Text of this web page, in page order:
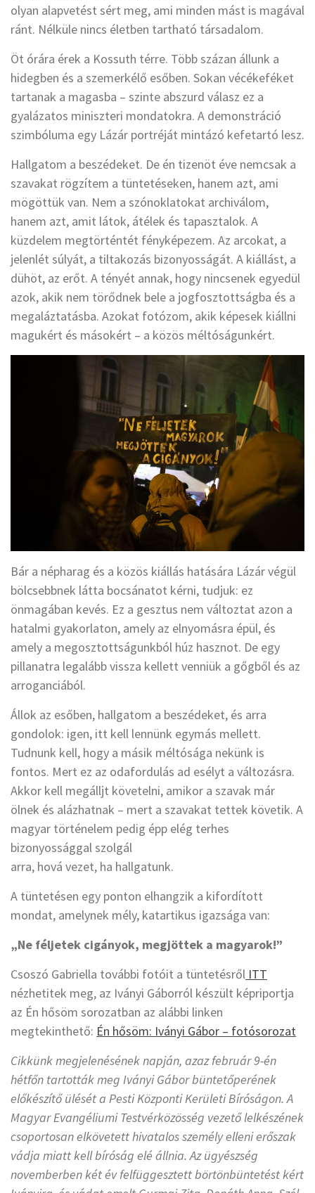
olyan alapvetést sért meg, ami minden mást is magával
ránt. Nélküle nincs életben tartható társadalom.
Öt órára érek a Kossuth térre. Több százan állunk a
hidegben és a szemerkélő esőben. Sokan vécékeféket
tartanak a magasba – szinte abszurd válasz ez a
gyalázatos miniszteri mondatokra. A demonstráció
szimbóluma egy Lázár portréját mintázó kefetartó lesz.
Hallgatom a beszédeket. De én tizenöt éve nemcsak a
szavakat rögzítem a tüntetéseken, hanem azt, ami
mögöttük van. Nem a szónoklatokat archiválom,
hanem azt, amit látok, átélek és tapasztalok. A
küzdelem megtörténtét fényképezem. Az arcokat, a
jelenlét súlyát, a tiltakozás bizonyosságát. A kiállást, a
dühöt, az erőt. A tényét annak, hogy nincsenek egyedül
azok, akik nem törődnek bele a jogfosztottságba és a
megaláztatásba. Azokat fotózom, akik képesek kiállni
magukért és másokért – a közös méltóságunkért.
Bár a népharag és a közös kiállás hatására Lázár végül
bölcsebbnek látta bocsánatot kérni, tudjuk: ez
önmagában kevés. Ez a gesztus nem változtat azon a
hatalmi gyakorlaton, amely az elnyomásra épül, és
amely a megosztottságunkból húz hasznot. De egy
pillanatra legalább vissza kellett venniük a gőgből és az
arroganciából.
Állok az esőben, hallgatom a beszédeket, és arra
gondolok: igen, itt kell lennünk egymás mellett.
Tudnunk kell, hogy a másik méltósága nekünk is
fontos. Mert ez az odafordulás ad esélyt a változásra.
Akkor kell megálljt követelni, amikor a szavak már
ölnek és alázhatnak – mert a szavakat tettek követik. A
magyar történelem pedig épp elég terhes
bizonyossággal szolgál
arra, hová vezet, ha hallgatunk.
A tüntetésen egy ponton elhangzik a kifordított
mondat, amelynek mély, katartikus igazsága van:
„Ne féljetek cigányok, megjöttek a magyarok!”
Csoszó Gabriella további fotóit a tüntetésről ITT
nézhetitek meg, az Iványi Gáborról készült képriportja
az Én hősöm sorozatban az alábbi linken
megtekinthető: Én hősöm: Iványi Gábor – fotósorozat
Cikkünk megjelenésének napján, azaz február 9-én
hétfőn tartották meg Iványi Gábor büntetőperének
előkészítő ülését a Pesti Központi Kerületi Bíróságon. A
Magyar Evangéliumi Testvérközösség vezető lelkészének
csoportosan elkövetett hivatalos személy elleni erőszak
vádja miatt kell bíróság elé állnia. Az ügyészség
novemberben két év felfüggesztett börtönbüntetést kért